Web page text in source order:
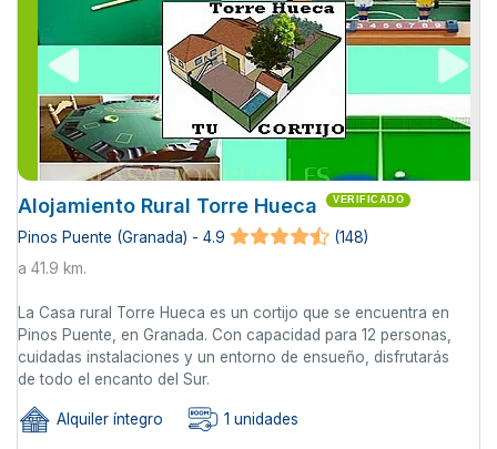
Alojamiento Rural Torre Hueca VERIFICADO
Pinos Puente (Granada) - 4.9
(148)
a 41.9 km.
La Casa rural Torre Hueca es un cortijo que se encuentra en
Pinos Puente, en Granada. Con capacidad para 12 personas,
cuidadas instalaciones y un entorno de ensueño, disfrutarás
de todo el encanto del Sur.
Alquiler íntegro 1 unidades